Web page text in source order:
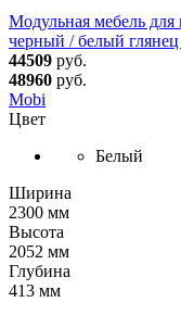
Модульная мебель
черный / белый
44509 руб.
48960 руб.
Mobi
Цвет
Белый
Ширина
2300 мм
Высота
2052 мм
Глубина
413 мм